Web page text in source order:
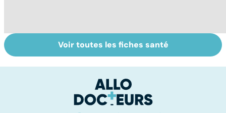
HPV : tout savoir
sur les
Glandes
salivaires : les
glande parotide
Voir toutes les fiches santé